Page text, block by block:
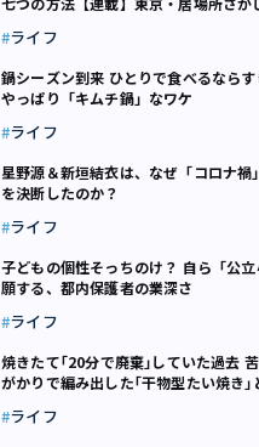
ライフ
鍋シーズン到来 ひとりで食べるならす
やっぱり「キムチ鍋」なワケ
ライフ
星野源＆新垣結衣は、なぜ「コロナ禍
を決断したのか？
ライフ
子どもの個性そっちのけ？ 自ら「公
願する、都内保護者の業深さ
ライフ
焼きたて｢20分で廃棄｣していた過去
がかりで編み出した｢干物型たい焼き｣
ライフ